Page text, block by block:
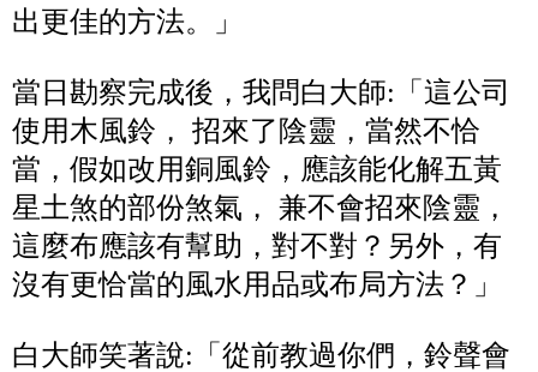
出更佳的方法。」
當日勘察完成後，我問白大師:「這公司
使用木風鈴， 招來了陰靈，當然不恰
當，假如改用銅風鈴，應該能化解五黃
星土煞的部份煞氣， 兼不會招來陰靈，
這麼布應該有幫助，對不對？另外，有
沒有更恰當的風水用品或布局方法？」
白大師笑著說:「從前教過你們，鈴聲會